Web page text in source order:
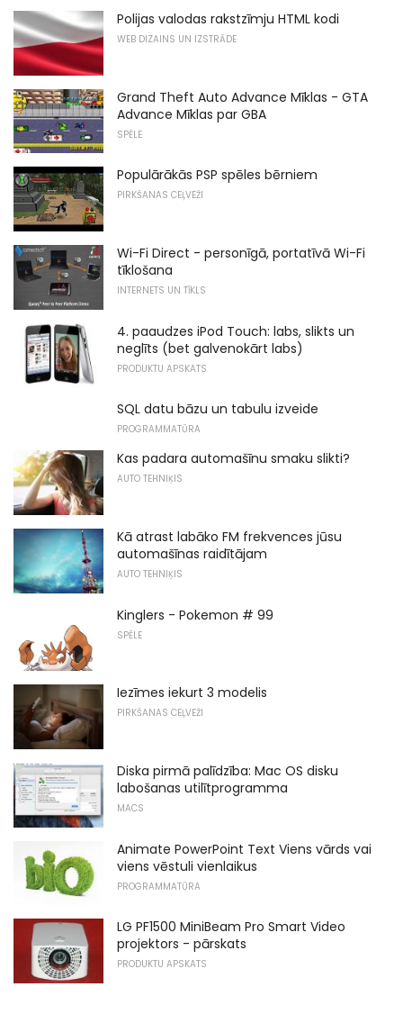
Polijas valodas rakstzīmju HTML kodi
WEB DIZAINS UN IZSTRĀDE
Grand Theft Auto Advance Mīklas - GTA
Advance Mīklas par GBA
SPĒLE
Populārākās PSP spēles bērniem
PIRKŠANAS CEĻVEŽI
Wi-Fi Direct - personīgā, portatīvā Wi-Fi
tīklošana
INTERNETS UN TĪKLS
4. paaudzes iPod Touch: labs, slikts un
neglīts (bet galvenokārt labs)
PRODUKTU APSKATS
SQL datu bāzu un tabulu izveide
PROGRAMMATŪRA
Kas padara automašīnu smaku slikti?
AUTO TEHNIĶIS
Kā atrast labāko FM frekvences jūsu
automašīnas raidītājam
AUTO TEHNIĶIS
Kinglers - Pokemon # 99
SPĒLE
Iezīmes iekurt 3 modelis
PIRKŠANAS CEĻVEŽI
Diska pirmā palīdzība: Mac OS disku
labošanas utilītprogramma
MACS
Animate PowerPoint Text Viens vārds vai
viens vēstuli vienlaikus
PROGRAMMATŪRA
LG PF1500 MiniBeam Pro Smart Video
projektors - pārskats
PRODUKTU APSKATS